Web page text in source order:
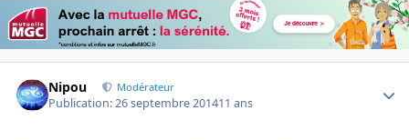
Nipou Modérateur
Publication:26 septembre 201411 ans